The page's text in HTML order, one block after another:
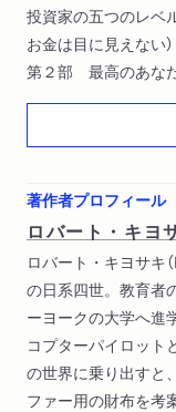
投資家の五つのレベ
お金は目に見えない）
第２部 最高のあな
どうしたら金持ちに
第３部 クワドラン
ラットレースから抜
著作者プロフィール
ロバート・キヨ
ロバート・キヨサキ
の日系四世。教育者
ーヨークの大学へ進
コプターパイロット
の世界に乗り出すと
ファー用の財布を考